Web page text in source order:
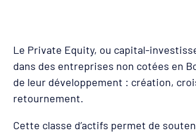
Le Private Equity, ou capital-
dans des entreprises non cotées en
de leur développement : création,
retournement.
Cette classe d’actifs permet de